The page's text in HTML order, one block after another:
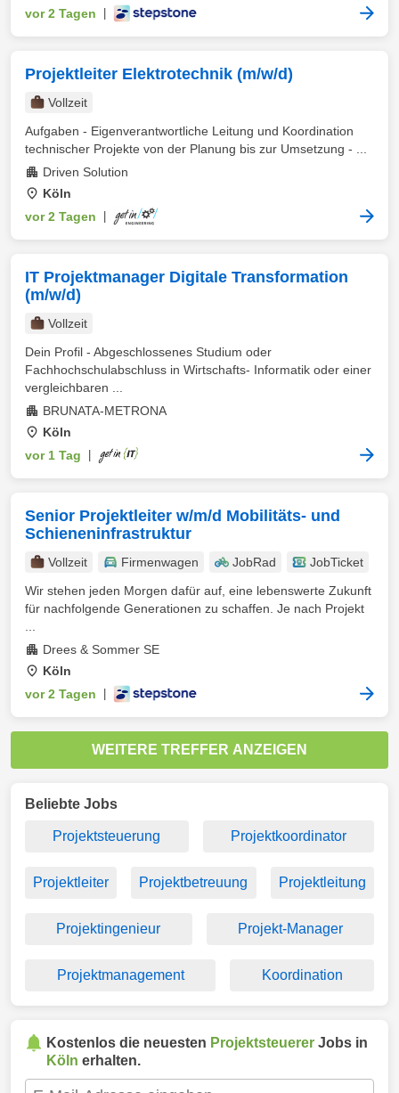
vor 2 Tagen
Projektleiter Elektrotechnik (m/w/d)
Vollzeit
Aufgaben - Eigenverantwortliche Leitung und Koordination
technischer Projekte von der Planung bis zur Umsetzung - ...
Driven Solution
Köln
vor 2 Tagen
IT Projektmanager Digitale Transformation
(m/w/d)
Vollzeit
Dein Profil - Abgeschlossenes Studium oder
Fachhochschulabschluss in Wirtschafts- Informatik oder einer
vergleichbaren ...
BRUNATA-METRONA
Köln
vor 1 Tag
Senior Projektleiter w/m/d Mobilitäts- und
Schieneninfrastruktur
Vollzeit Firmenwagen JobRad
JobTicket
Wir stehen jeden Morgen dafür auf, eine lebenswerte Zukunft
für nachfolgende Generationen zu schaffen. Je nach Projekt
Drees & Sommer SE
Köln
vor 2 Tagen
WEITERE TREFFER ANZEIGEN
Beliebte Jobs
Projektsteuerung Projektkoordinator
Projektleiter Projektbetreuung Projektleitung
Projektingenieur Projekt-Manager
Projektmanagement Koordination
Kostenlos die neuesten Projektsteuerer Jobs in
Köln erhalten.